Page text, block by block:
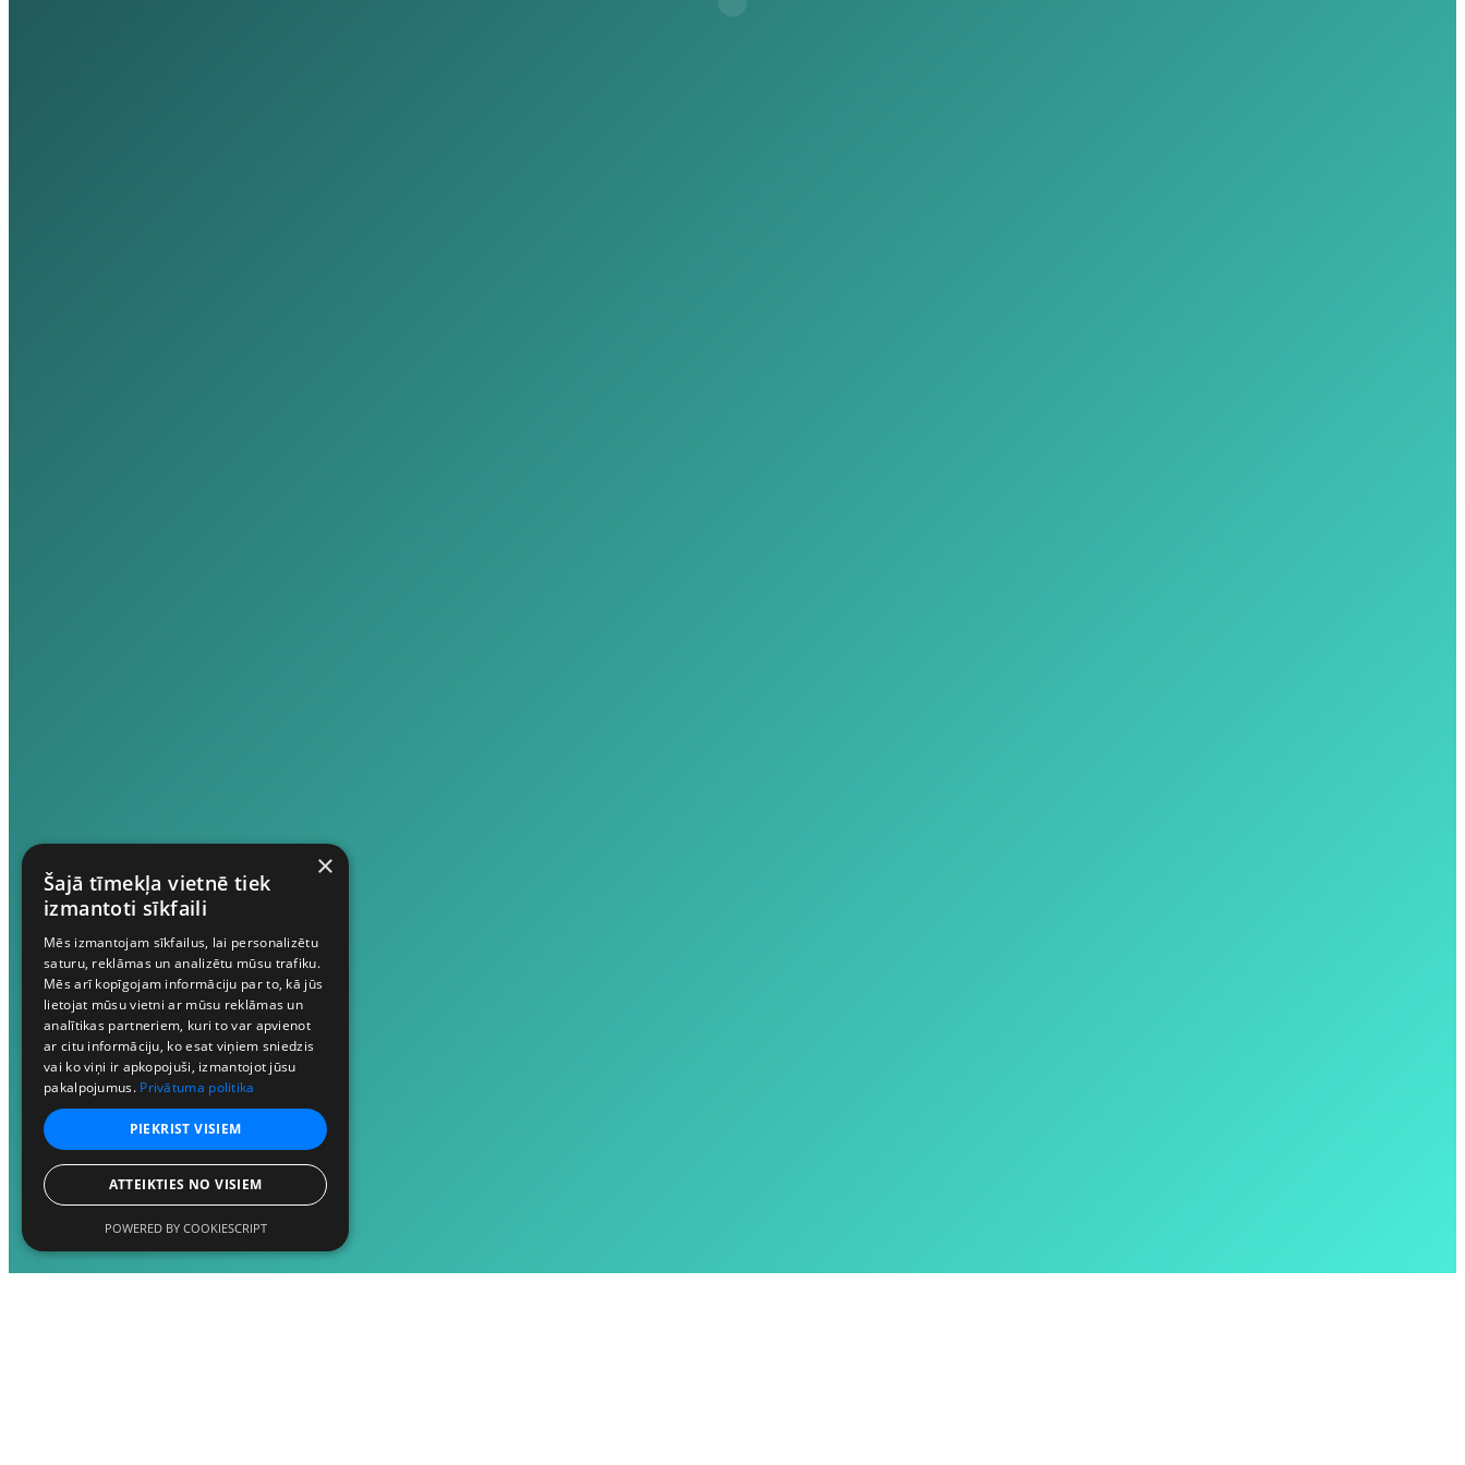
×
Šajā tīmekļa vietnē tiek
izmantoti sīkfaili
Mēs izmantojam sīkfailus, lai personalizētu
saturu, reklāmas un analizētu mūsu trafiku.
Mēs arī kopīgojam informāciju par to, kā jūs
lietojat mūsu vietni ar mūsu reklāmas un
analītikas partneriem, kuri to var apvienot
ar citu informāciju, ko esat viņiem sniedzis
vai ko viņi ir apkopojuši, izmantojot jūsu
pakalpojumus. Privātuma politika
PIEKRIST VISIEM
ATTEIKTIES NO VISIEM
POWERED BY COOKIESCRIPT